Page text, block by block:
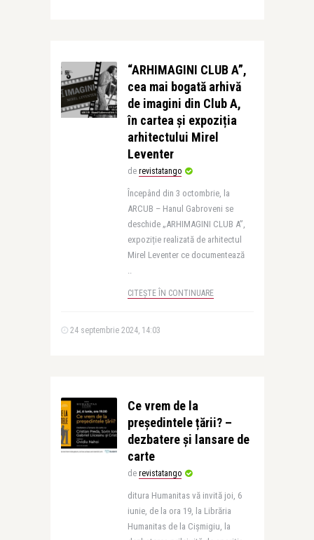
“ARHIMAGINI CLUB A”,
cea mai bogată arhivă
de imagini din Club A,
în cartea și expoziția
arhitectului Mirel
Leventer
de revistatango
Începând din 3 octombrie, la
ARCUB – Hanul Gabroveni se
deschide „ARHIMAGINI CLUB A”,
expoziție realizată de arhitectul
Mirel Leventer ce documentează
..
CITEȘTE ÎN CONTINUARE
24 septembrie 2024, 14:03
Ce vrem de la
președintele țării? –
dezbatere și lansare de
carte
de revistatango
ditura Humanitas vă invită joi, 6
iunie, de la ora 19, la Librăria
Humanitas de la Cișmigiu, la